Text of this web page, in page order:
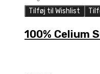
Tilføj til Wishlist
100% Celium